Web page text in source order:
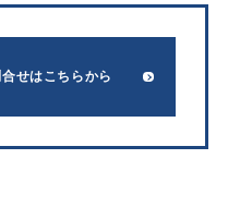
合せはこちらから